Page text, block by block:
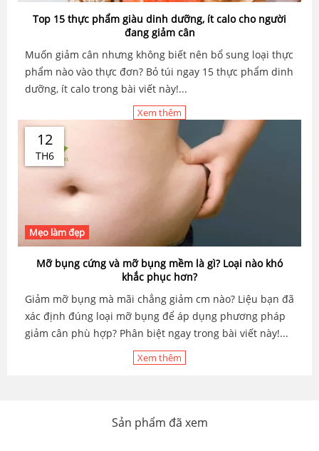
Top 15 thực phẩm giàu dinh dưỡng, ít calo cho người
đang giảm cân
Muốn giảm cân nhưng không biết nên bổ sung loại thực
phẩm nào vào thực đơn? Bỏ túi ngay 15 thực phẩm dinh
dưỡng, ít calo trong bài viết này!...
Xem thêm
12
TH6
Mẹo làm đẹp
Mỡ bụng cứng và mỡ bụng mềm là gì? Loại nào khó
khắc phục hơn?
Giảm mỡ bụng mà mãi chẳng giảm cm nào? Liệu bạn đã
xác định đúng loại mỡ bụng để áp dụng phương pháp
giảm cân phù hợp? Phân biệt ngay trong bài viết này!...
Xem thêm
Sản phẩm đã xem